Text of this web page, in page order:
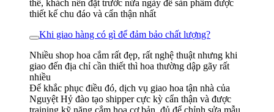
thể, khách nên đặt trước nửa ngày để sản phẩm được
thiết kế chu đáo và cẩn thận nhất
Khi giao hàng có gì để đảm bảo chất lượng?
Nhiều shop hoa cắm rất đẹp, rất nghệ thuật nhưng khi
giao đến địa chỉ cần thiết thì hoa thường dập gãy rất
nhiều
Để khắc phục điều đó, dịch vụ giao hoa tận nhà của
Nguyệt Hỷ đào tạo shipper cực kỳ cẩn thận và được
training kỹ năng cắm hoa cơ bản, đủ để chỉnh sửa mẫu